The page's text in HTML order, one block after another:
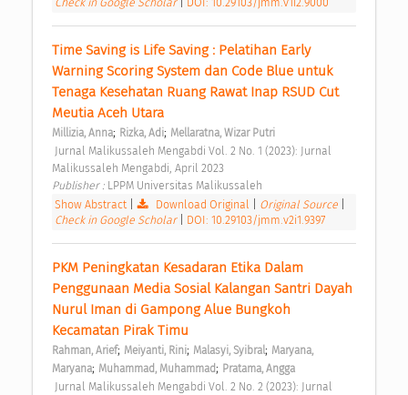
Time Saving is Life Saving : Pelatihan Early
Warning Scoring System dan Code Blue untuk
Tenaga Kesehatan Ruang Rawat Inap RSUD Cut
Meutia Aceh Utara
Millizia, Anna; Rizka, Adi; Mellaratna, Wizar Putri
Malikussaleh Mengabdi, April 2023
Publisher : LPPM Universitas Malikussaleh
Show Abstract
Download Original Original Source
Check in Google Scholar
DOI: 10.29103/jmm.v2i1.9397
PKM Peningkatan Kesadaran Etika Dalam
Penggunaan Media Sosial Kalangan Santri Dayah
Nurul Iman di Gampong Alue Bungkoh
Kecamatan Pirak Timu
Rahman, Arief; Meiyanti, Rini; Malasyi, Syibral; Maryana,
Maryana; Muhammad, Muhammad; Pratama, Angga